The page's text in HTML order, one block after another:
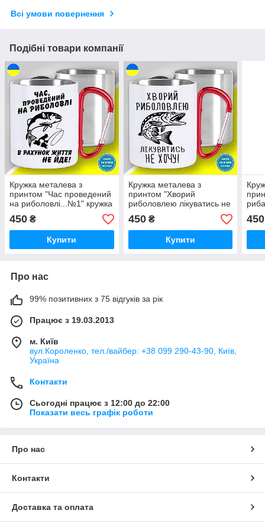
Всі умови повернення
Подібні товари компанії
Кружка металева з
принтом "Час проведений
на риболовлі...№1" кружка
з карабіном
450 ₴
Купити
Кружка металева з
принтом "Хворий
риболовлею лікуватись не
хочу. Щука" кружка з
карабіном
450₴
Купити
450
Про нас
99% позитивних з 75 відгуків за рік
Працює з 19.03.2013
м. Київ
вул.Короленко, тел./вайбер: +38 099 290-43-90, Київ,
Україна
Контакти
Сьогодні працює з 12:00 до 22:00
Показати весь графік роботи
Про нас
Контакти
Доставка та оплата